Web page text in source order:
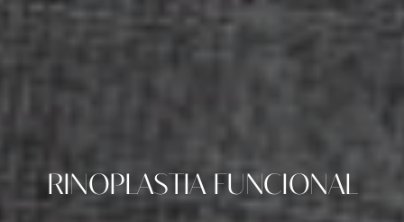
RINOPLASTIA FUNCIONAL